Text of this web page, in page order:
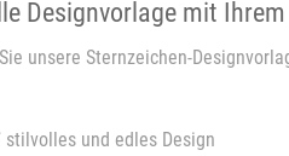
Designvorlage mit
unsere Sternzeichen-
und edles Design